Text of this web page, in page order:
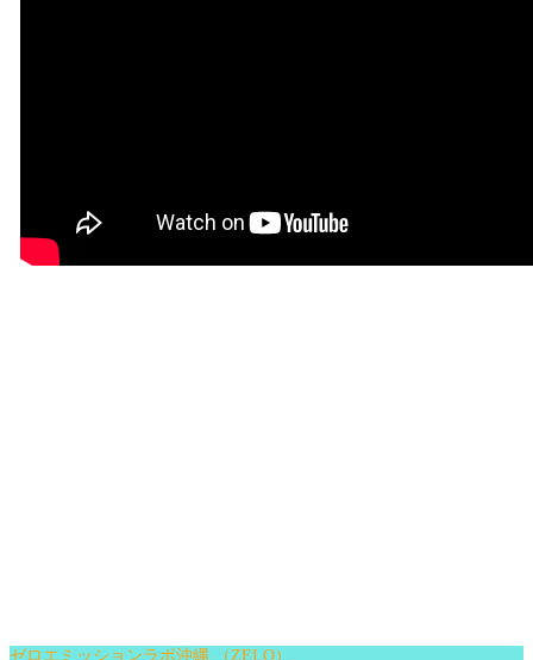
ゼロエミッションラボ沖縄 （ZELO）